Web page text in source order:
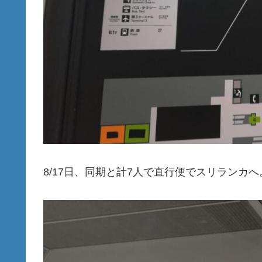
8/17日、同期と計7人で直行便でスリランカへ